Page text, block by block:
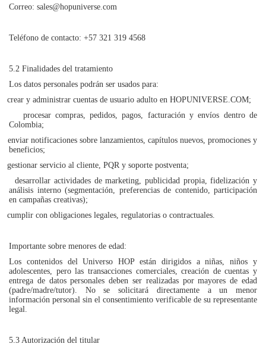
Correo: sales@hopuniverse.com
Teléfono de contacto: +57 321 319 4568
5.2 Finalidades del tratamiento
Los datos personales podrán ser usados para:
crear y administrar cuentas de usuario adulto en HOPUNIVERSE.COM;
procesar compras, pedidos, pagos, facturación y envíos dentro de
Colombia;
enviar notificaciones sobre lanzamientos, capítulos nuevos, promociones y
beneficios;
gestionar servicio al cliente, PQR y soporte postventa;
desarrollar actividades de marketing, publicidad propia, fidelización y
análisis interno (segmentación, preferencias de contenido, participación
en campañas creativas);
cumplir con obligaciones legales, regulatorias o contractuales.
Importante sobre menores de edad:
Los contenidos del Universo HOP están dirigidos a niñas, niños y
adolescentes, pero las transacciones comerciales, creación de cuentas y
entrega de datos personales deben ser realizadas por mayores de edad
(padre/madre/tutor). No se solicitará directamente a un menor
información personal sin el consentimiento verificable de su representante
legal.
5.3 Autorización del titular